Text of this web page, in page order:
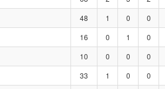
48 1 0 0
16 0 1 0
10 0 0 0
33 1 0 0